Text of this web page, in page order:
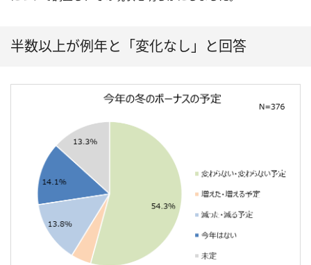
半数以上が例年と「変化なし」と回答